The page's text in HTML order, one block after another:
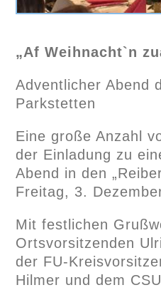
„Af Weihnacht`n
Adventlicher Abend
Parkstetten
Eine große Anzahl
der Einladung zu
Abend in den
Freitag, 3.
Mit festlichen
Ortsvorsitzenden
der FU-
Hilmer und dem